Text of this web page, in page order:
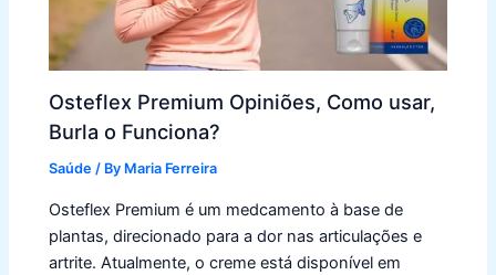
Osteflex Premium Opiniões, Como usar,
Burla o Funciona?
Saúde / By Maria Ferreira
Osteflex Premium é um medcamento à base de
plantas, direcionado para a dor nas articulações e
artrite. Atualmente, o creme está disponível em